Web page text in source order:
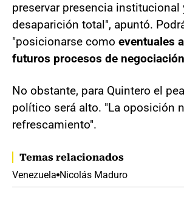
preservar presencia institucional
desaparición total", apuntó.
"posicionarse como eventuales
futuros procesos de negociación
No obstante, para Quintero el
político será alto. "La oposición
refrescamiento".
Temas relacionados
Venezuela Nicolás Maduro